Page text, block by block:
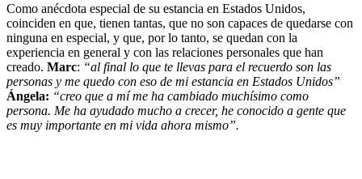
Como anécdota especial de su estancia en Estados Unidos,
coinciden en que, tienen tantas, que no son capaces de quedarse con
ninguna en especial, y que, por lo tanto, se quedan con la
experiencia en general y con las relaciones personales que han
creado. Marc: “al final lo que te llevas para el recuerdo son las
personas y me quedo con eso de mi estancia en Estados Unidos”
Ángela: “creo que a mí me ha cambiado muchísimo como
persona. Me ha ayudado mucho a crecer, he conocido a gente que
es muy importante en mi vida ahora mismo”.